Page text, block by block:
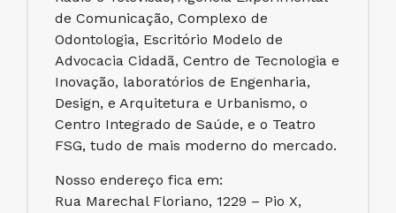
de Comunicação, Complexo de
Odontologia, Escritório Modelo de
Advocacia Cidadã, Centro de Tecnologia e
Inovação, laboratórios de Engenharia,
Design, e Arquitetura e Urbanismo, o
Centro Integrado de Saúde, e o Teatro
FSG, tudo de mais moderno do mercado.
Nosso endereço fica em:
Rua Marechal Floriano, 1229 – Pio X,